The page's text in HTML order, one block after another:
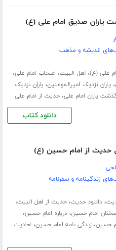
یاران صدیق امام علی (ع)
اندیشه و مذهب
علی (ع)، اهل البیت، اصحاب امام علی،
، یاران نزدیک امیرالمومنین، یاران نزدیک
یاران امام علی،حدیث از امام علی
دانلود کتاب
حدیث از امام حسین (ع)
زندگینامه و سفرنامه
،دانلود حدیث،حدیث از اهل البیت،
امام حسین،درباره امام حسین،
حسین، زندگی نامه امام حسین، احادیث